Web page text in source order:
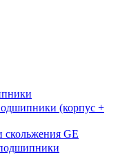
(корпус +
GE